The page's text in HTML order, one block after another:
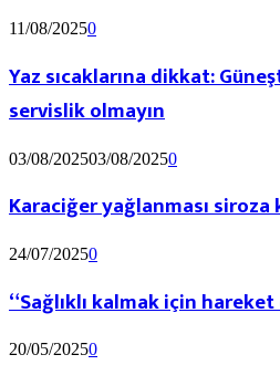
11/08/20250
Yaz sıcaklarına dikkat:
servislik olmayın
03/08/202503/08/20250
Karaciğer yağlanması
24/07/20250
“Sağlıklı kalmak için
20/05/20250